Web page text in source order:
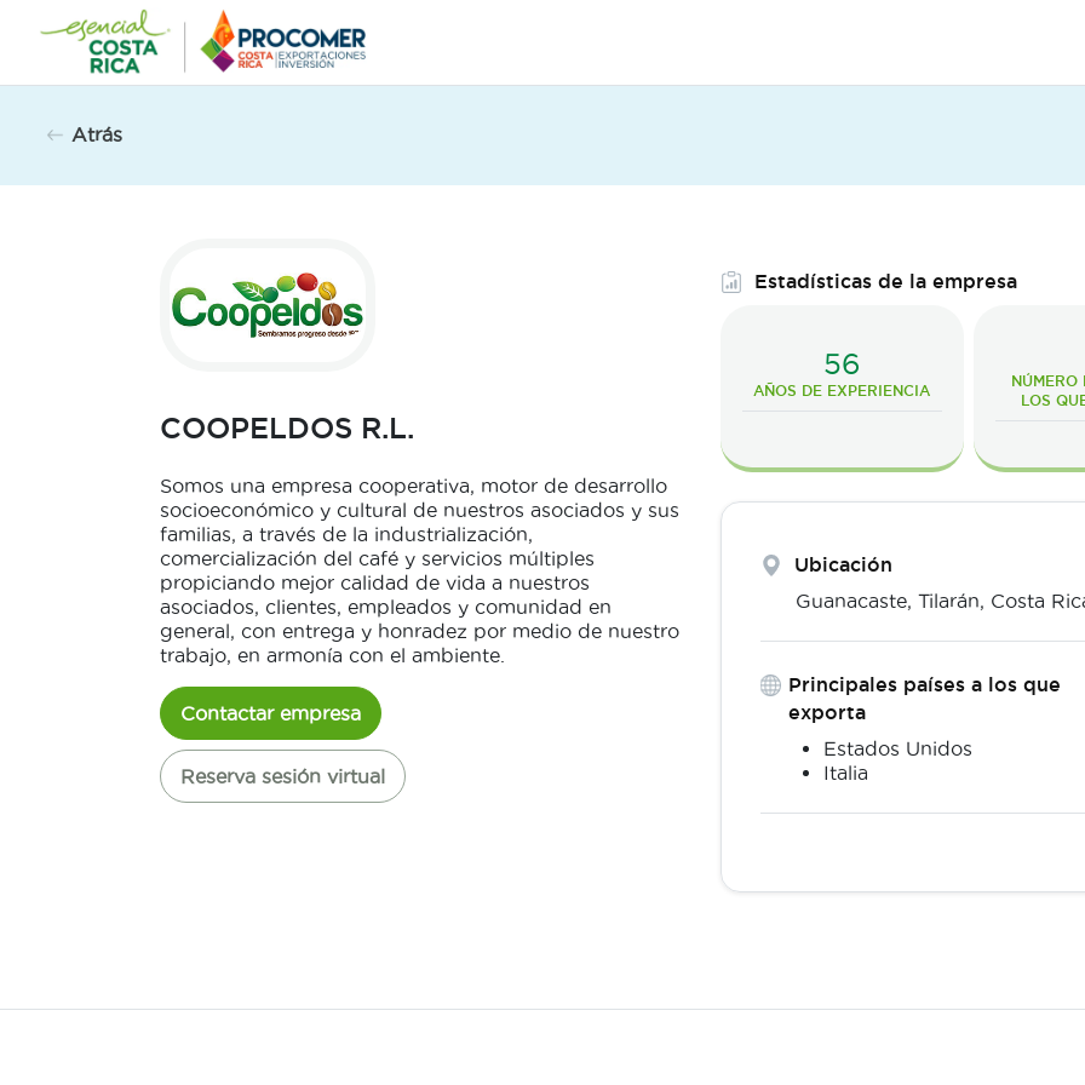
contenido
Atrás
COOPELDOS R.L.
Somos una empresa cooperativa, motor de desarrollo
socioeconómico y cultural de nuestros asociados y sus
familias, a través de la industrialización,
comercialización del café y servicios múltiples
propiciando mejor calidad de vida a nuestros
asociados, clientes, empleados y comunidad en
general, con entrega y honradez por medio de nuestro
trabajo, en armonía con el ambiente.
Contactar empresa
Reserva sesión virtual
Estadísticas de la empresa
56
AÑOS DE EXPERIENCIA
NÚMERO
LOS
Ubicación
Guanacaste, Tilarán, Costa
Principales países a los que
exporta
Estados Unidos
Italia